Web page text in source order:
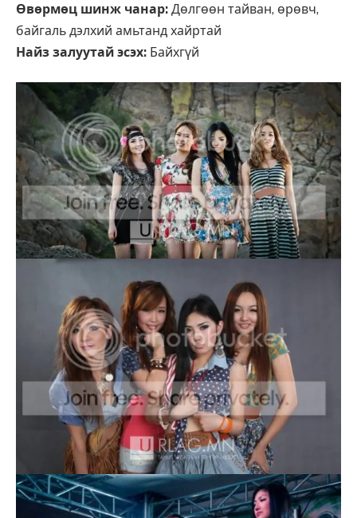
Өвөрмөц шинж чанар: Дөлгөөн тайван, өрөвч,
байгаль дэлхий амьтанд хайртай
Найз залуутай эсэх: Байхгүй